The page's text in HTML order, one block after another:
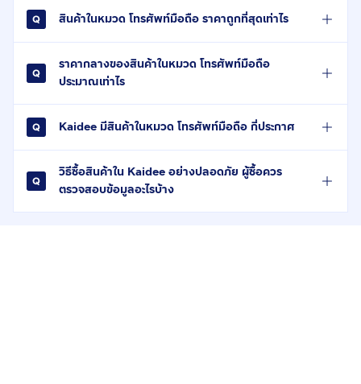
สินค้าในหมวด โทรศัพท์มือถือ ราคาถูกที่สุดเท่าไร
ราคากลางของสินค้าในหมวด โทรศัพท์มือถือ
ประมาณเท่าไร
Kaidee มีสินค้าในหมวด โทรศัพท์มือถือ กี่ประกาศ
วิธีซื้อสินค้าใน Kaidee อย่างปลอดภัย ผู้ซื้อควร
ตรวจสอบข้อมูลอะไรบ้าง